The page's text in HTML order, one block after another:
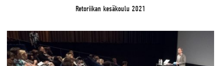
Retoriikan kesäkoulu 2021